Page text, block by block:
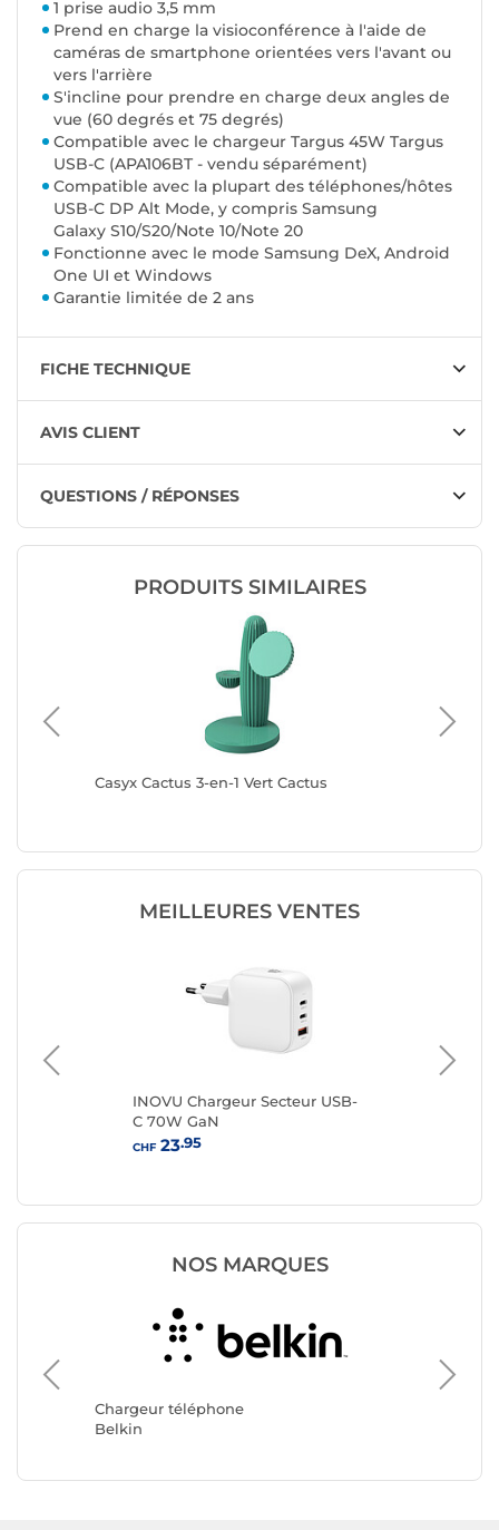
1 prise audio 3,5 mm
Prend en charge la visioconférence à l'aide de
caméras de smartphone orientées vers l'avant ou
vers l'arrière
S'incline pour prendre en charge deux angles de
vue (60 degrés et 75 degrés)
Compatible avec le chargeur Targus 45W Targus
USB-C (APA106BT - vendu séparément)
Compatible avec la plupart des téléphones/hôtes
USB-C DP Alt Mode, y compris Samsung
Galaxy S10/S20/Note 10/Note 20
Fonctionne avec le mode Samsung DeX, Android
One UI et Windows
Garantie limitée de 2 ans
FICHE TECHNIQUE
AVIS CLIENT
QUESTIONS / RÉPONSES
PRODUITS SIMILAIRES
Casyx Cactus 3-en-1 Vert Cactus
MEILLEURES VENTES
INOVU Chargeur Secteur USB-
C 70W GaN
CHF23.95
NOS MARQUES
Chargeur téléphone
Belkin
CASYX